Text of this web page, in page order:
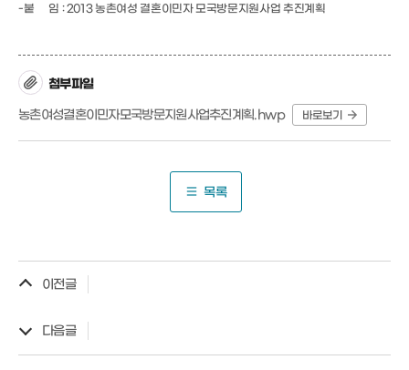
-붙 임 : 2013 농촌여성 결혼이민자 모국방문지원사업 추진계획
첨부파일
농촌여성결혼이민자모국방문지원사업추진계획.hwp
바로보기
목록
이전글
다음글